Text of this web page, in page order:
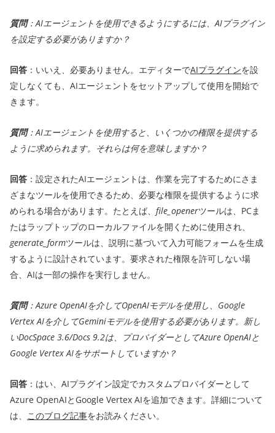
質問：AIエージェントを使用できるようにするには、AIプラグイン
を設定する必要がありますか？
回答 ：いいえ、必要ありません。エディターでAIプラグインを設
定しなくても、AIエージェントをセットアップして使用を開始で
きます。
質問：AIエージェントを使用すると、いくつかの権限を提供する
ように求められます。それらは何を意味しますか？
回答 ：設定されたAIエージェントは、作業を完了するためにさま
ざまなツールを使用できるため、必要な権限を提供するように求
められる場合があります。たとえば、 file_openerツールは、PCま
たはラップトップのローカルファイルを開くために使用され、
generate_formツールは、説明に基づいて入力可能フォームを生成
するように設計されています。要求された権限を許可しない場
合、AIは一部の操作を実行しません。
質問：Azure OpenAIを介してOpenAIモデルを使用し、Google
Vertex AIを介してGeminiモデルを使用する必要があります。新し
いDocSpace 3.6/Docs 9.2は、プロバイダーとしてAzure OpenAIと
Google Vertex AIをサポートしていますか？
回答 ：はい、AIプラグイン設定でカスタムプロバイダーとして
Azure OpenAIとGoogle Vertex AIを追加できます。詳細について
は、
このブログ記事をお読みください。